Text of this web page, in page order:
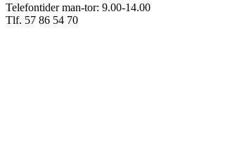
Telefontider man-tor: 9.00-14.00
Tlf. 57 86 54 70